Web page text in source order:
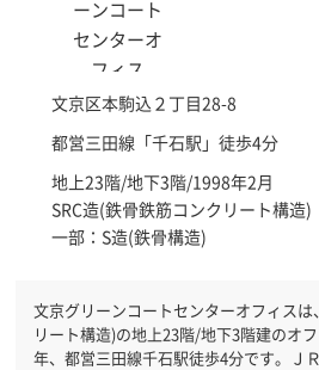
文京区本駒込２丁目28-8
都営三田線「千石駅 」徒歩4分
地上23階/地下3階/1998年2月
SRC造(鉄骨鉄筋コンクリート構造)
一部：S造(鉄骨構造)
文京グリーンコートセンターオフィスは
リート構造)の地上23階/地下3階建のオフィス
年、都営三田線千石駅徒歩4分です。Ｊ